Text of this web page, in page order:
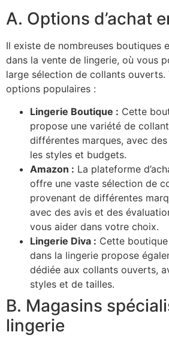
A. Options d’achat
Il existe de nombreuses boutiques
dans la vente de lingerie, où vous
large sélection de collants ouverts.
options populaires :
Lingerie Boutique : Cette
propose une variété de
différentes marques, avec
les styles et budgets.
Amazon : La plateforme
offre une vaste sélection de
provenant de différentes
avec des avis et des
vous aider dans votre choix.
Lingerie Diva : Cette
dans la lingerie propose
dédiée aux collants ouverts,
styles et de tailles.
B. Magasins
lingerie